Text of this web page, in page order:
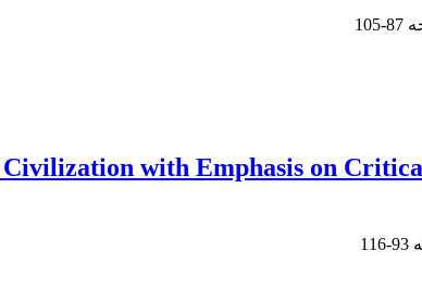
87-105
with Emphasis on
93-116